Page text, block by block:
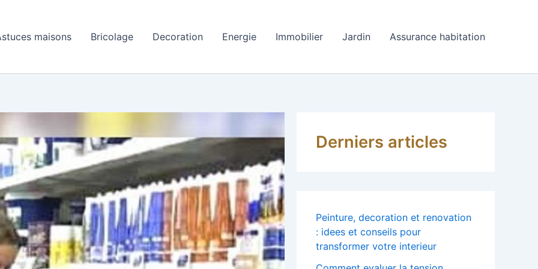
maisons Bricolage Decoration Energie Immobilier Jardin Assurance habitation
Derniers articles
Peinture, decoration et renovation
: idees et conseils pour
transformer votre interieur